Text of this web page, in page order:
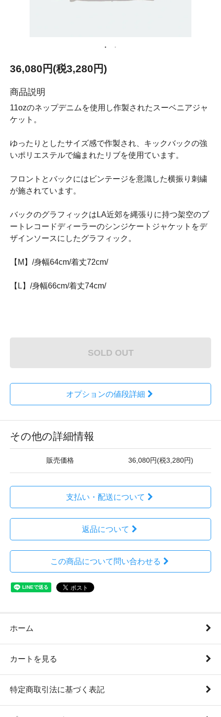
36,080円(税3,280円)
商品説明
11ozのネップデニムを使用し作製されたスーベニアジャ
ケット。
ゆったりとしたサイズ感で作製され、キックバックの強
いポリエステルで編まれたリブを使用ています。
フロントとバックにはビンテージを意識した横振り刺繍
が施されています。
バックのグラフィックはLA近郊を縄張りに持つ架空のブ
ートレコードディーラーのシンジケートジャケットをデ
ザインソースにしたグラフィック。
【M】/身幅64cm/着丈72cm/
【L】/身幅66cm/着丈74cm/
SOLD OUT
オプションの値段詳細
その他の詳細情報
販売価格 36,080円(税3,280円)
支払い・配送について
返品について
この商品について問い合わせる
ホーム
カートを見る
特定商取引法に基づく表記